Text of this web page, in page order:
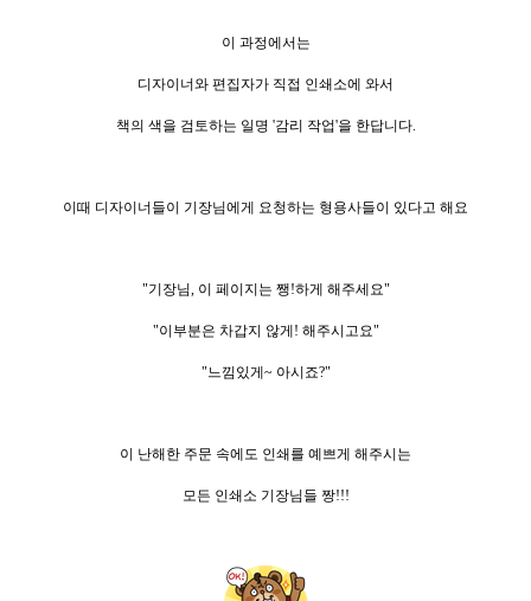
이 과정에서는
디자이너와 편집자가 직접 인쇄소에 와서
책의 색을 검토하는 일명 '감리 작업'을 한답니다.
이때 디자이너들이 기장님에게 요청하는 형용사들이 있다고 해 요
"기장님, 이 페이지는 쨍!하게 해주세요"
"이부분은 차갑지 않게! 해주시고요"
"느낌있게~ 아시죠?"
이 난해한 주문 속에도 인쇄를 예쁘게 해주시는
모든 인쇄소 기장님들 짱!!!